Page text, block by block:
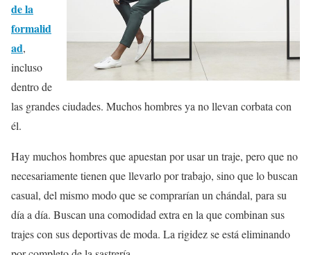
de la
formalid
ad,
incluso
dentro de
las grandes ciudades. Muchos hombres ya no llevan corbata con
él.
Hay muchos hombres que apuestan por usar un traje, pero que no
necesariamente tienen que llevarlo por trabajo, sino que lo buscan
casual, del mismo modo que se comprarían un chándal, para su
día a día. Buscan una comodidad extra en la que combinan sus
trajes con sus deportivas de moda. La rigidez se está eliminando